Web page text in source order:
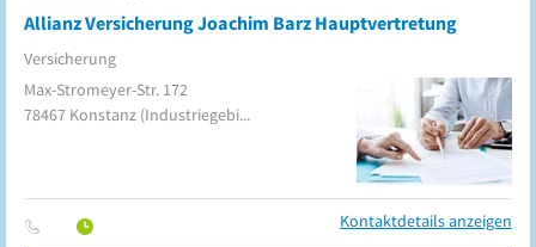
Allianz Versicherung Joachim Barz Hauptvertretung
Versicherung
Max-Stromeyer-Str. 172
78467 Konstanz (Industriegebiet)
Kontaktdetails anzeigen